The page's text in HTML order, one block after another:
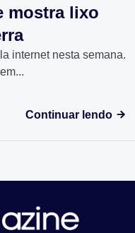
mostra lixo
internet nesta semana.
Continuar lendo